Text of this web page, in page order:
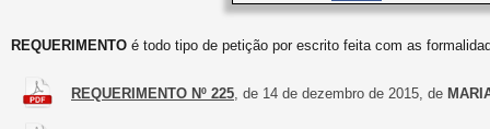
REQUERIMENTO é todo tipo de petição por escrito feita com as
REQUERIMENTO Nº 225, de 14 de dezembro de 2015, de